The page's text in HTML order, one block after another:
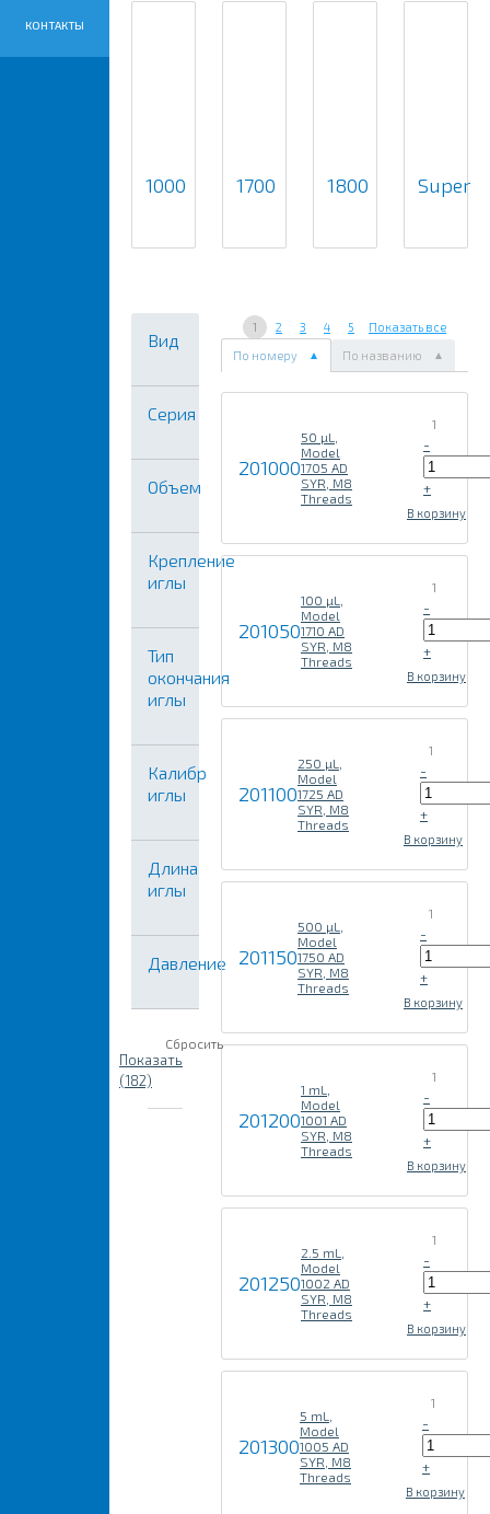
КОНТАКТЫ
1000 1700 1800 Super
Вид
Серия
Объем
Крепление
иглы
Тип
окончания
иглы
Калибр
иглы
Длина
иглы
Давление
Сбросить
Показать
(182)
1 2 3 4 5
Показать все
По номеру
По названию
201000
50 µL,
Model
1705 AD
SYR, M8
Threads
1
-
+
В корзину
201050
100 µL,
Model
1710 AD
SYR, M8
Threads
1
-
+
В корзину
201100
250 µL,
Model
1725 AD
SYR, M8
Threads
1
-
+
В корзину
201150
500 µL,
Model
1750 AD
SYR, M8
Threads
1
-
+
В корзину
201200
1 mL,
Model
1001 AD
SYR, M8
Threads
1
-
+
В корзину
201250
2.5 mL,
Model
1002 AD
SYR, M8
Threads
1
-
+
В корзину
201300
5 mL,
Model
1005 AD
SYR, M8
Threads
1
-
+
В корзину